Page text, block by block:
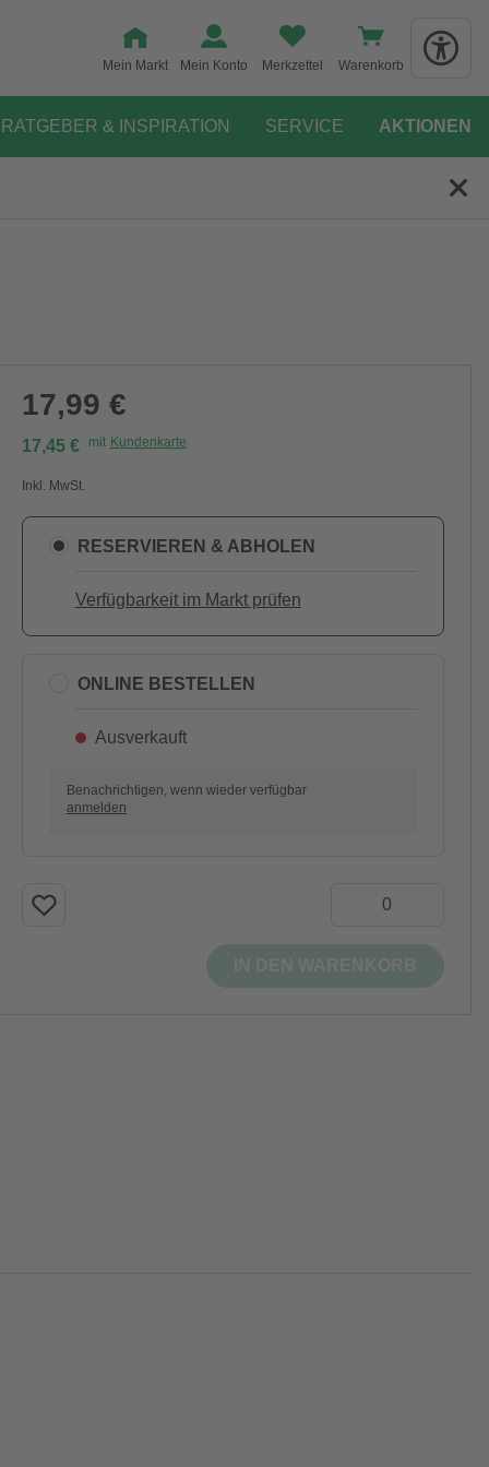
Mein Markt Mein Konto Merkzettel Warenkorb
RATGEBER & INSPIRATION SERVICE AKTIONEN
17,99 €
17,45 € mit Kundenkarte
Inkl. MwSt.
RESERVIEREN & ABHOLEN
Verfügbarkeit im Markt prüfen
ONLINE BESTELLEN
Ausverkauft
Benachrichtigen, wenn wieder verfügbar
anmelden